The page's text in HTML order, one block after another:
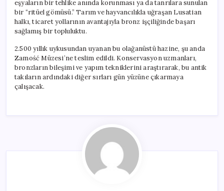
eşyaların bir tehlike anında korunması ya da tanrılara sunulan
bir “ritüel gömüsü.” Tarım ve hayvancılıkla uğraşan Lusatian
halkı, ticaret yollarının avantajıyla bronz işçiliğinde başarı
sağlamış bir topluluktu.
2.500 yıllık uykusundan uyanan bu olağanüstü hazine, şu anda
Zamość Müzesi’ne teslim edildi. Konservasyon uzmanları,
bronzların bileşimi ve yapım tekniklerini araştırarak, bu antik
takıların ardındaki diğer sırları gün yüzüne çıkarmaya
çalışacak.